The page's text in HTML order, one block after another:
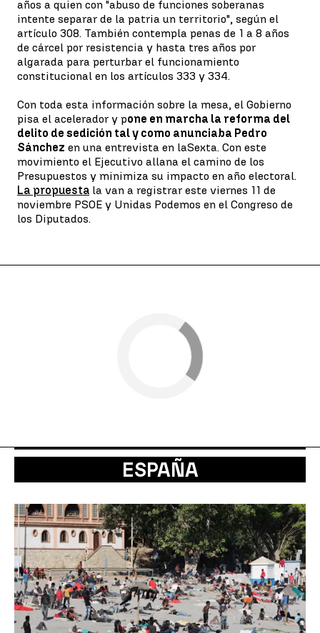
años a quien con "abuso de funciones soberanas
intente separar de la patria un territorio", según el
artículo 308. También contempla penas de 1 a 8 años
de cárcel por resistencia y hasta tres años por
algarada para perturbar el funcionamiento
constitucional en los artículos 333 y 334.
Con toda esta información sobre la mesa, el Gobierno
pisa el acelerador y pone en marcha la reforma del
delito de sedición tal y como anunciaba Pedro
Sánchez en una entrevista en laSexta. Con este
movimiento el Ejecutivo allana el camino de los
Presupuestos y minimiza su impacto en año electoral.
La propuesta la van a registrar este viernes 11 de
noviembre PSOE y Unidas Podemos en el Congreso de
los Diputados.
ESPAÑA